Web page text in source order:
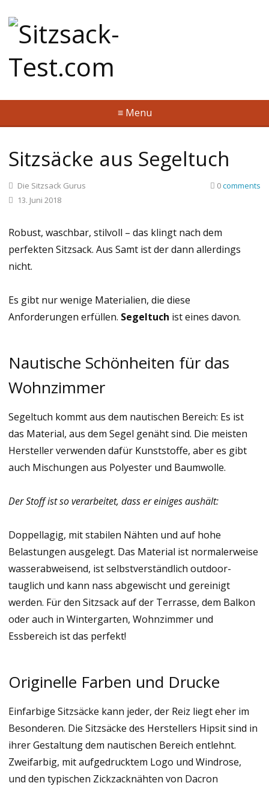
≡ Menu
Sitzsäcke aus Segeltuch
Die Sitzsack Gurus
13. Juni 2018
0comments
Robust, waschbar, stilvoll – das klingt nach dem
perfekten Sitzsack. Aus Samt ist der dann allerdings
nicht.
Es gibt nur wenige Materialien, die diese
Anforderungen erfüllen. Segeltuch ist eines davon.
Nautische Schönheiten für das
Wohnzimmer
Segeltuch kommt aus dem nautischen Bereich: Es ist
das Material, aus dem Segel genäht sind. Die meisten
Hersteller verwenden dafür Kunststoffe, aber es gibt
auch Mischungen aus Polyester und Baumwolle.
Der Stoff ist so verarbeitet, dass er einiges aushält:
Doppellagig, mit stabilen Nähten und auf hohe
Belastungen ausgelegt. Das Material ist normalerweise
wasserabweisend, ist selbstverständlich outdoor-
tauglich und kann nass abgewischt und gereinigt
werden. Für den Sitzsack auf der Terrasse, dem Balkon
oder auch in Wintergarten, Wohnzimmer und
Essbereich ist das perfekt!
Originelle Farben und Drucke
Einfarbige Sitzsäcke kann jeder, der Reiz liegt eher im
Besonderen. Die Sitzsäcke des Herstellers Hipsit sind in
ihrer Gestaltung dem nautischen Bereich entlehnt.
Zweifarbig, mit aufgedrucktem Logo und Windrose,
und den typischen Zickzacknähten von Dacron